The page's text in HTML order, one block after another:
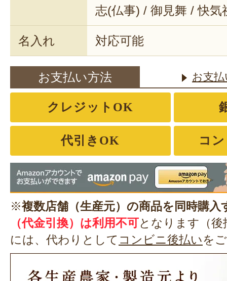
志(仏事) / 御見舞 / 快気
名入れ 対応可能
お支払い方法 お支
クレジットOK
代引きOK コ
※複数店舗（生産元）の商品を同時購入
（代金引換）は利用不可となります（
には、代わりとして コンビニ後払いを